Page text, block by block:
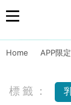
Home APP限
標籤：